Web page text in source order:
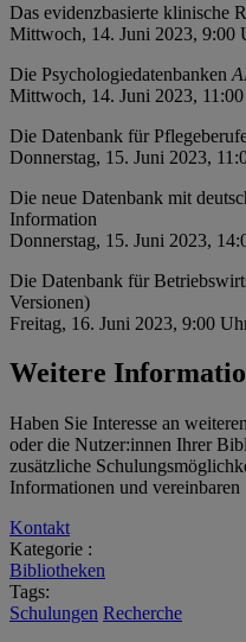
Das evidenzbasierte klinische
Mittwoch, 14. Juni 2023, 9:00
Die Psychologiedatenbanken
Mittwoch, 14. Juni 2023,
Die Datenbank für
Donnerstag, 15. Juni 2023,
Die neue Datenbank mit
Information
Donnerstag, 15. Juni 2023,
Die Datenbank für
Versionen)
Freitag, 16. Juni 2023, 9:00
Weitere
Haben Sie Interesse an
oder die Nutzer:innen Ihrer
zusätzliche
Informationen und vereinbaren
Kontakt
Kategorie :
Bibliotheken
Tags:
Schulungen Recherche